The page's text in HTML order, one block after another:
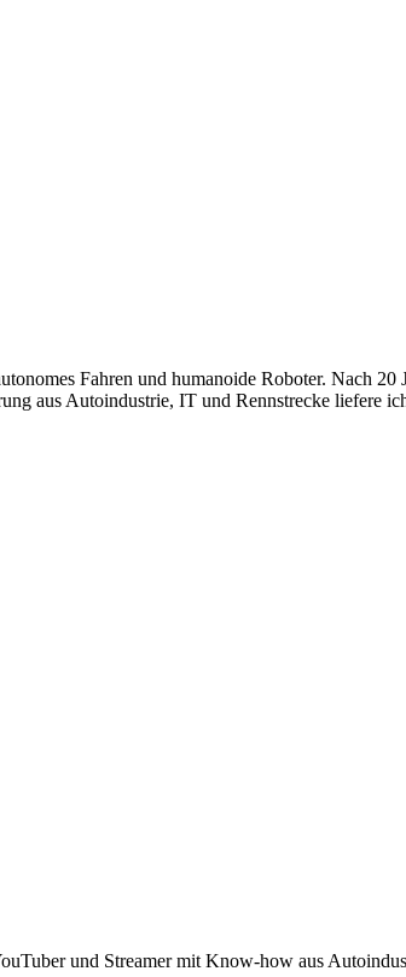
Fahren und humanoide Roboter. Nach 20
aus Autoindustrie, IT und Rennstrecke liefere
und Streamer mit Know-how aus